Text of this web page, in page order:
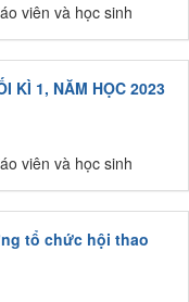
viên và học sinh
KÌ 1, NĂM HỌC 2023
viên và học sinh
tổ chức hội thao